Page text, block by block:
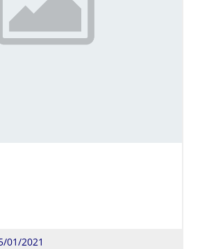
01/2021